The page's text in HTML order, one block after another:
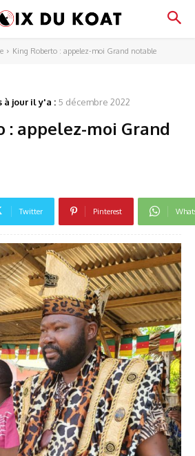
King Roberto : appelez-moi Grand notable
à jour il y'a : 5 décembre 2022
: appelez-moi Grand
Twitter Pinterest